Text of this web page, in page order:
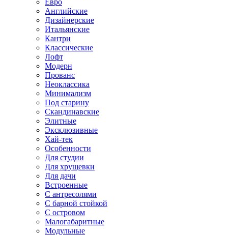
Евро
Английские
Дизайнерские
Итальянские
Кантри
Классические
Лофт
Модерн
Прованс
Неоклассика
Минимализм
Под старину
Скандинавские
Элитные
Эксклюзивные
Хай-тек
Особенности
Для студии
Для хрущевки
Для дачи
Встроенные
С антресолями
С барной стойкой
С островом
Малогабаритные
Модульные